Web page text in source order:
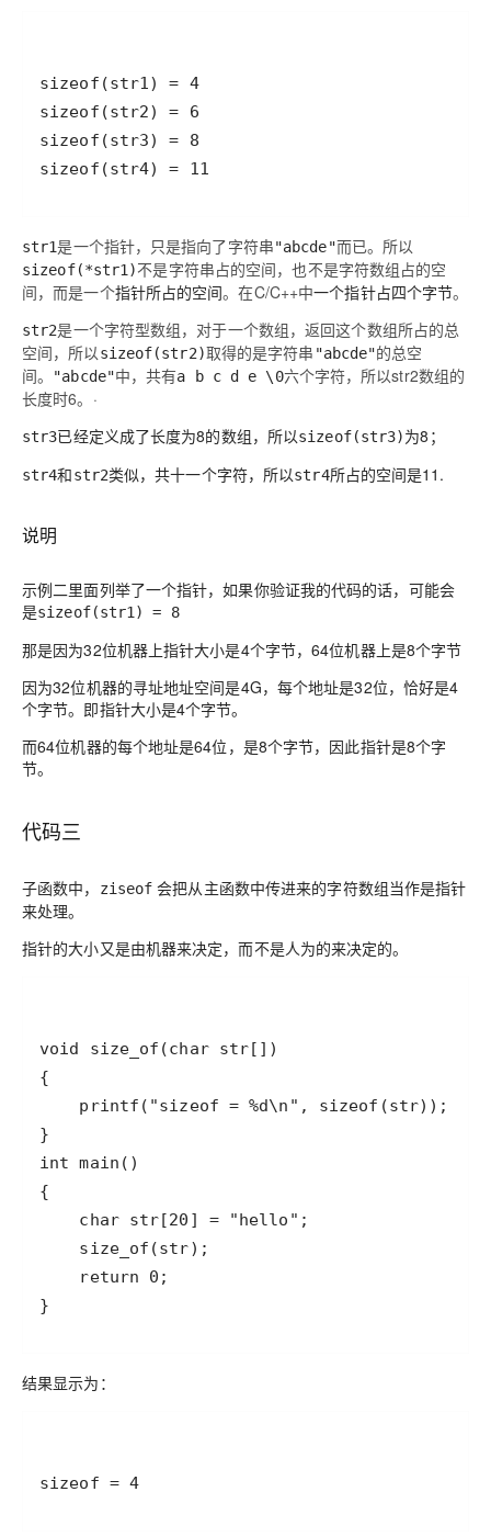
sizeof(str1) = 4
str1是一个指针，只是指向了字符串"abcde"而已。所以
sizeof(*str1)不是字符串占的空间，也不是字符数组占的空
间，而是一个指针所占的空间。在C/C++中一个指针占四个字节。
str2是一个字符型数组，对于一个数组，返回这个数组所占的总
空间，所以sizeof(str2)取得的是字符串 "abcde"的总空
间。
"abcde"中，共有a b c d e \0六个字符，所以str2数组的
长度时6。·
str3已经定义成了长度为8的数组，所以sizeof(str3)为8；
str4和str2类似，共十一个字符，所以str4所占的空间是11.
说明
示例二里面列举了一个指针，如果你验证我的代码的话，可能会
是sizeof(str1) = 8
那是因为32位机器上指针大小是4个字节，64位机器上是8个字节
因为32位机器的寻址地址空间是4G，每个地址是32位，恰好是4
个字节。即指针大小是4个字节。
而64位机器的每个地址是64位 ，是8个字节，因此指针是8个字
节。
代码三
子函数中， ziseof 会把从主函数中传进来的字符数组当作是指针
来处理。
指针的大小又是由机器来决定，而不是人为的来决定的。
结果显示为：